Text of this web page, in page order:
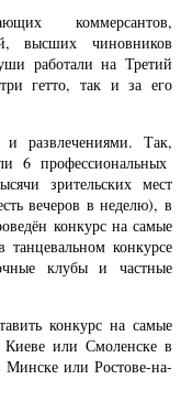
коммерсантов,
высших чиновников
работали на Третий
гетто, так и за его
развлечениями. Так,
6 профессиональных
зрительских мест
вечеров в неделю), в
конкурс на самые
конкурсе
клубы и частные
конкурс на самые
или Смоленске в
Минске или Ростове-на-